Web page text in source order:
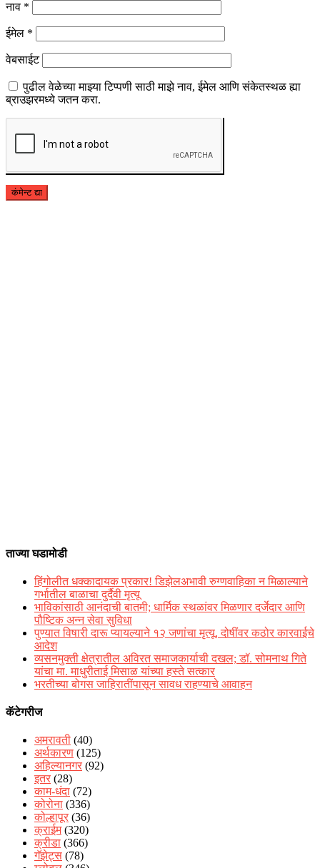
नाव *
ईमेल *
वेबसाईट
पुढील वेळेच्या माझ्या टिप्पणी साठी माझे नाव, ईमेल आणि संकेतस्थळ ह्या
ब्राउझरमध्ये जतन करा.
ताज्या घडामोडी
हिंगोलीत धक्कादायक प्रकार! डिझेलअभावी रुग्णवाहिका न मिळाल्याने
गर्भातील बाळाचा दुर्दैवी मृत्यू
भाविकांसाठी आनंदाची बातमी; धार्मिक स्थळांवर मिळणार दर्जेदार आणि
पौष्टिक अन्न सेवा सुविधा
पुण्यात विषारी दारू प्यायल्याने १२ जणांचा मृत्यू, दोषींवर कठोर कारवाईचे
आदेश
व्यसनमुक्ती क्षेत्रातील अविरत समाजकार्याची दखल; डॉ. सोमनाथ गिते
यांचा मा. माधुरीताई मिसाळ यांच्या हस्ते सत्कार
भरतीच्या बोगस जाहिरातींपासून सावध राहण्याचे आवाहन
कॅटेगरीज
अमरावती (40)
अर्थकारण (125)
अहिल्यानगर (92)
इतर (28)
काम-धंदा (72)
कोरोना (336)
कोल्हापूर (36)
क्राईम(320)
क्रीडा (366)
गॅझेट्स (78)